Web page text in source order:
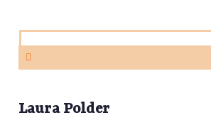
Laura Polder